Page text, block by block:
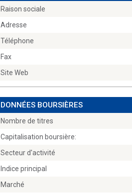
Raison sociale
Adresse
Téléphone
Fax
Site Web
DONNÉES BOURSIÈRES
Nombre de titres
Capitalisation boursière:
Secteur d'activité
Indice principal
Marché